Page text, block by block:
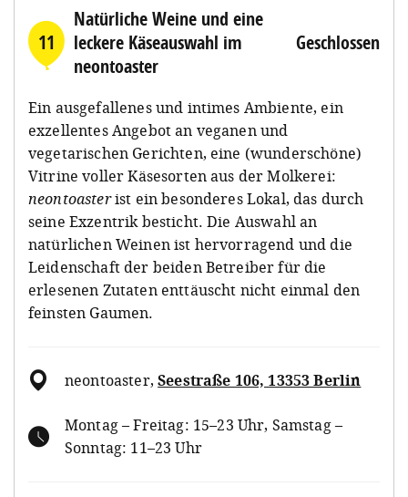
11
Natürliche Weine und eine
leckere Käseauswahl im
neontoaster
Geschlossen
Ein ausgefallenes und intimes Ambiente, ein
exzellentes Angebot an veganen und
vegetarischen Gerichten, eine (wunderschöne)
Vitrine voller Käsesorten aus der Molkerei:
neontoasterist ein besonderes Lokal, das durch
seine Exzentrik besticht. Die Auswahl an
natürlichen Weinen ist hervorragend und die
Leidenschaft der beiden Betreiber für die
erlesenen Zutaten enttäuscht nicht einmal den
feinsten Gaumen.
neontoaster,Seestraße 106, 13353 Berlin
Montag – Freitag: 15–23 Uhr, Samstag –
Sonntag: 11–23 Uhr